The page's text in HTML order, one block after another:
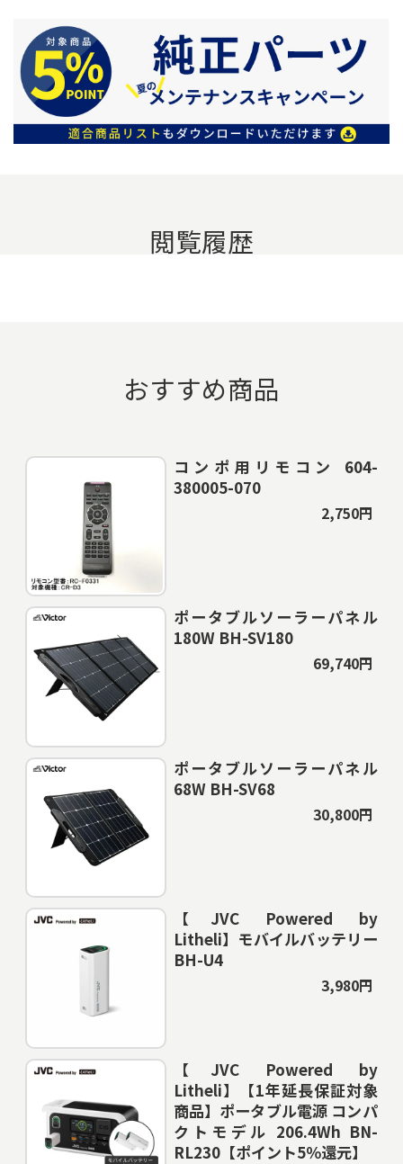
閲覧履歴
おすすめ商品
コンポ用リモコン 604-
380005-070
2,750円
ポータブルソーラーパネル
180W BH-SV180
69,740円
ポータブルソーラーパネル
68W BH-SV68
30,800円
【JVC Powered by
Litheli】モバイルバッテリー
BH-U4
3,980円
【JVC Powered by
Litheli】【1年延長保証対象
商品】ポータブル電源 コンパ
クトモデル 206.4Wh BN-
RL230【ポイント5％還元】